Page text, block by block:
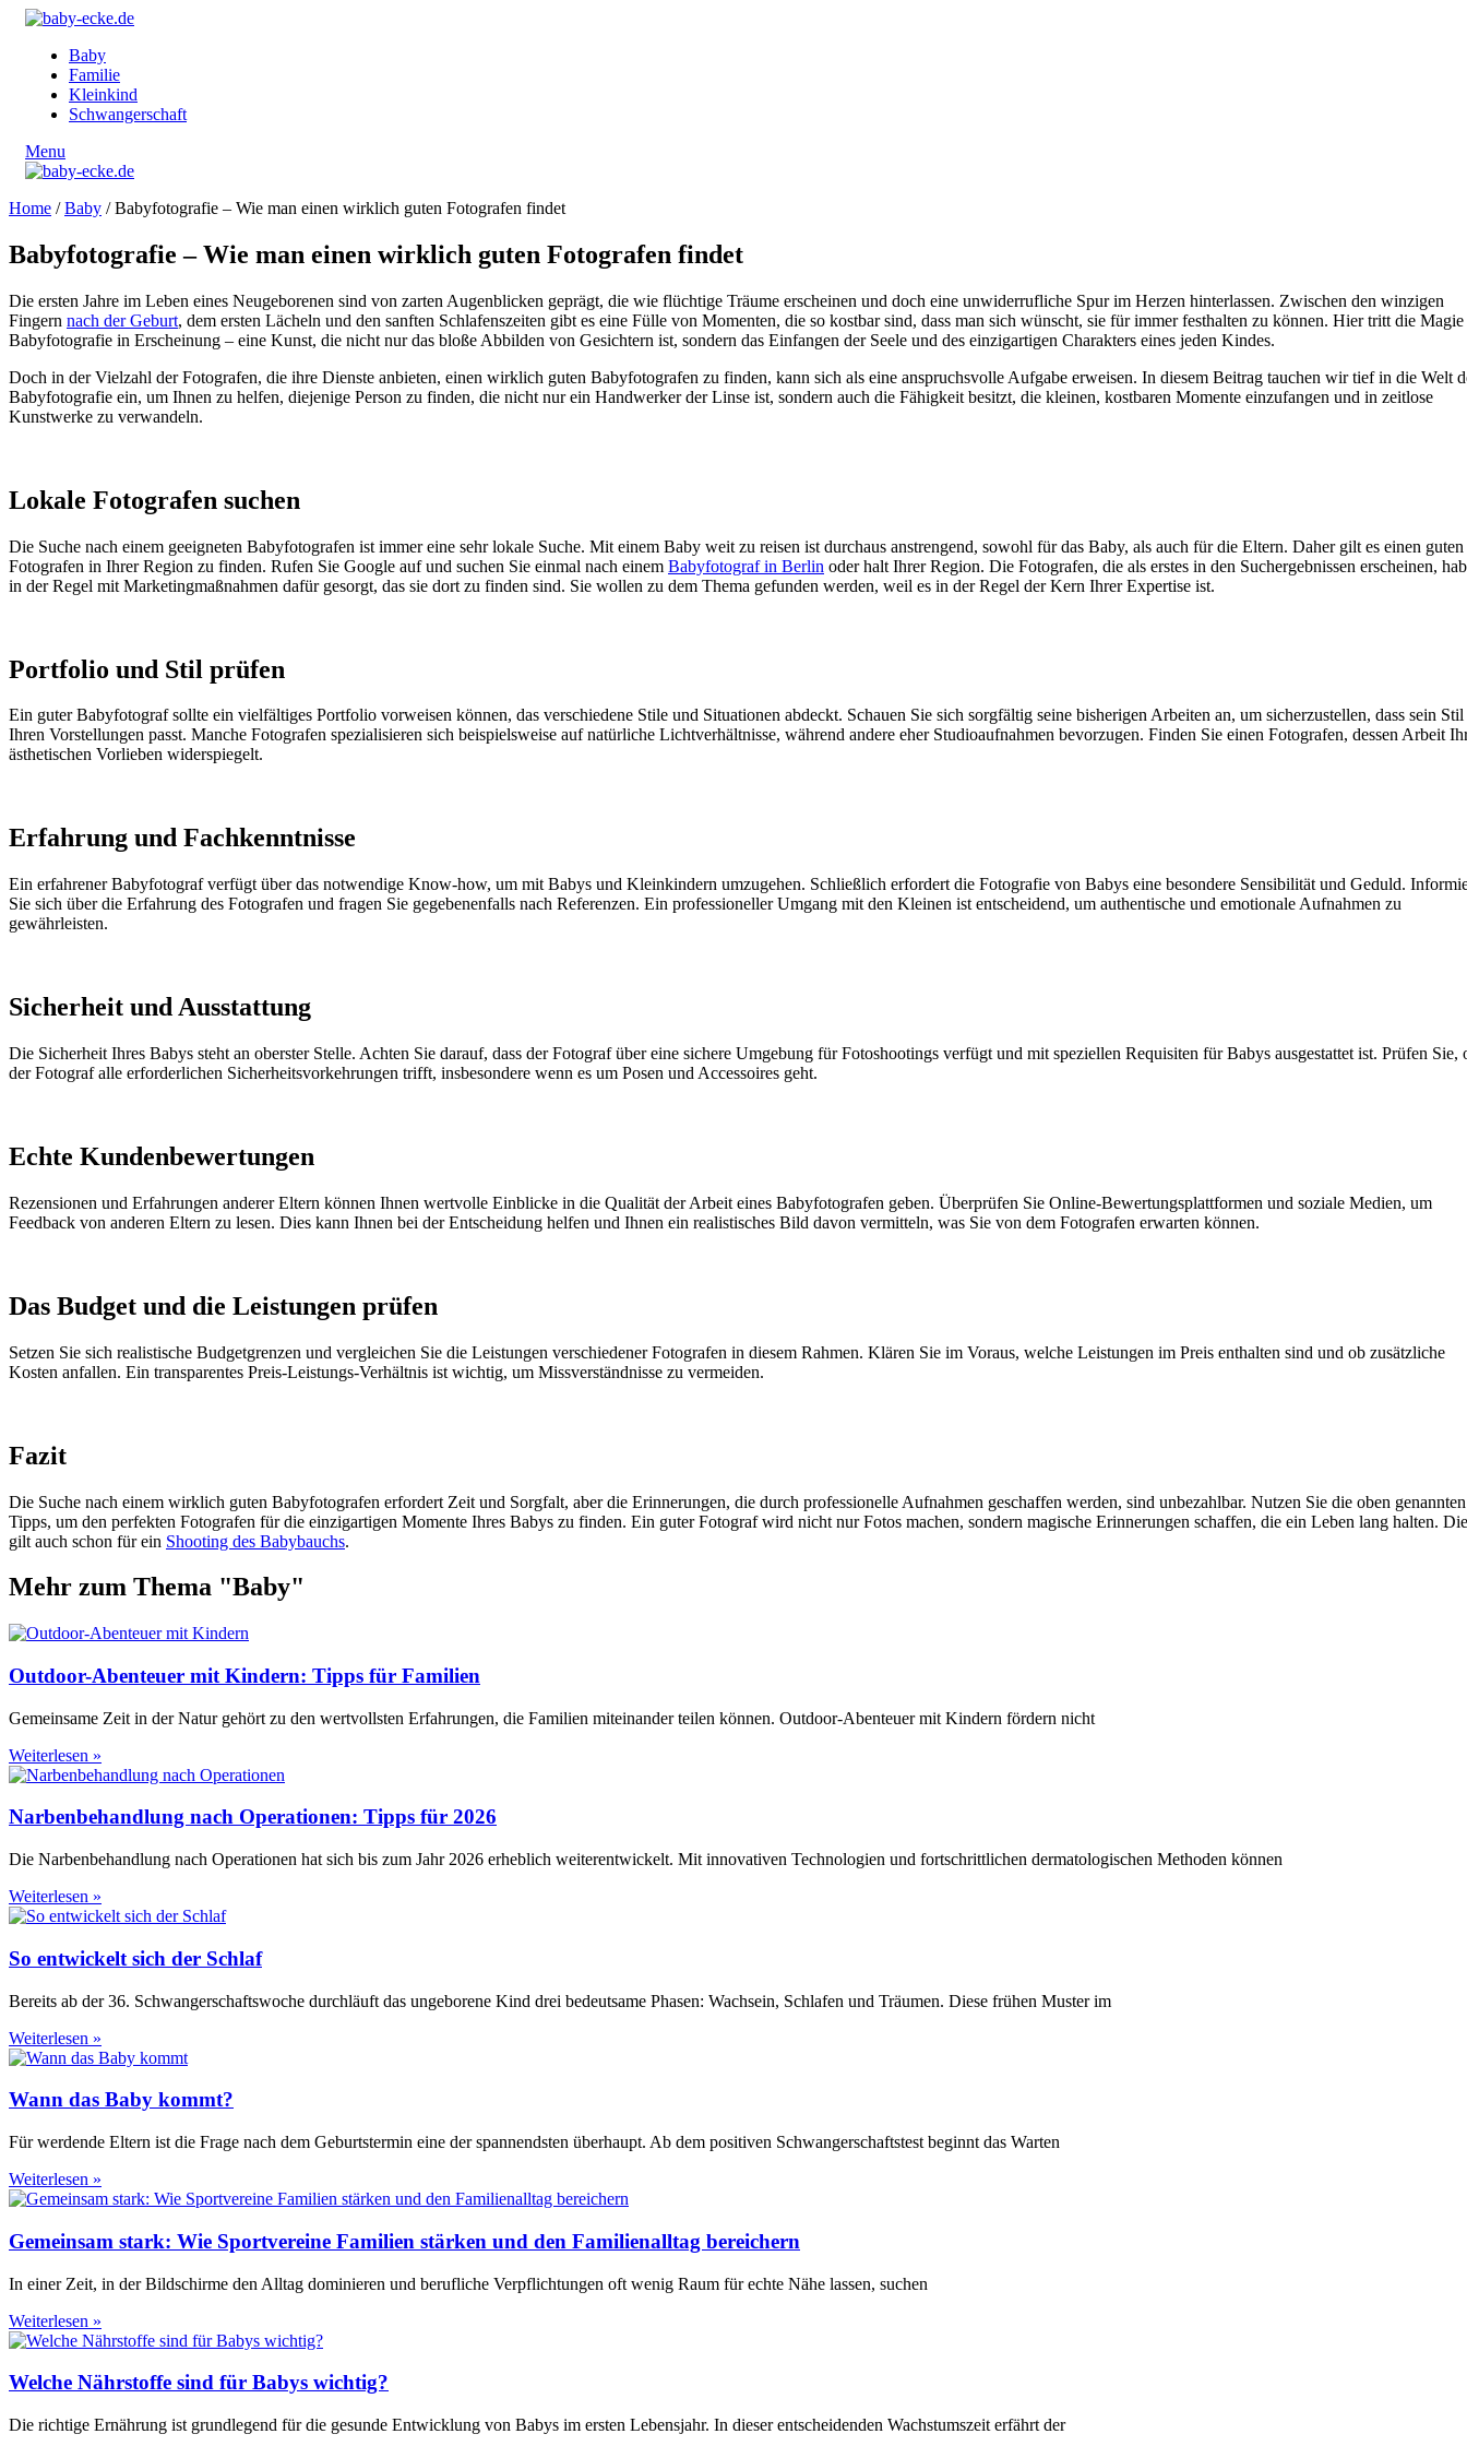
Baby
Familie
Kleinkind
Schwangerschaft
Menu
Home /Baby /Babyfotografie – Wie man einen wirklich guten Fotografen findet
Babyfotografie – Wie man einen wirklich guten Fotografen findet
Die ersten Jahre im Leben eines Neugeborenen sind von zarten Augenblicken geprägt, die wie flüchtige Träume erscheinen und doch eine unwiderrufliche Spur im Herzen hinterlassen. Zwischen den winzigen
Fingern nach der Geburt, dem ersten Lächeln und den sanften Schlafenszeiten gibt es eine Fülle von Momenten, die so kostbar sind, dass man sich wünscht, sie für immer festhalten zu können. Hier tritt die Magie
Babyfotografie in Erscheinung – eine Kunst, die nicht nur das bloße Abbilden von Gesichtern ist, sondern das Einfangen der Seele und des einzigartigen Charakters eines jeden Kindes.
Doch in der Vielzahl der Fotografen, die ihre Dienste anbieten, einen wirklich guten Babyfotografen zu finden, kann sich als eine anspruchsvolle Aufgabe erweisen. In diesem Beitrag tauchen wir tief in die Welt
Babyfotografie ein, um Ihnen zu helfen, diejenige Person zu finden, die nicht nur ein Handwerker der Linse ist, sondern auch die Fähigkeit besitzt, die kleinen, kostbaren Momente einzufangen und in zeitlose
Kunstwerke zu verwandeln.
Lokale Fotografen suchen
Die Suche nach einem geeigneten Babyfotografen ist immer eine sehr lokale Suche. Mit einem Baby weit zu reisen ist durchaus anstrengend, sowohl für das Baby, als auch für die Eltern. Daher gilt es einen guten
Fotografen in Ihrer Region zu finden. Rufen Sie Google auf und suchen Sie einmal nach einem Babyfotograf in Berlin oder halt Ihrer Region. Die Fotografen, die als erstes in den Suchergebnissen erscheinen,
in der Regel mit Marketingmaßnahmen dafür gesorgt, das sie dort zu finden sind. Sie wollen zu dem Thema gefunden werden, weil es in der Regel der Kern Ihrer Expertise ist.
Portfolio und Stil prüfen
Ein guter Babyfotograf sollte ein vielfältiges Portfolio vorweisen können, das verschiedene Stile und Situationen abdeckt. Schauen Sie sich sorgfältig seine bisherigen Arbeiten an, um sicherzustellen, dass sein Stil
Ihren Vorstellungen passt. Manche Fotografen spezialisieren sich beispielsweise auf natürliche Lichtverhältnisse, während andere eher Studioaufnahmen bevorzugen. Finden Sie einen Fotografen, dessen Arbeit
ästhetischen Vorlieben widerspiegelt.
Erfahrung und Fachkenntnisse
Ein erfahrener Babyfotograf verfügt über das notwendige Know-how, um mit Babys und Kleinkindern umzugehen. Schließlich erfordert die Fotografie von Babys eine besondere Sensibilität und Geduld.
Sie sich über die Erfahrung des Fotografen und fragen Sie gegebenenfalls nach Referenzen. Ein professioneller Umgang mit den Kleinen ist entscheidend, um authentische und emotionale Aufnahmen zu
gewährleisten.
Sicherheit und Ausstattung
Die Sicherheit Ihres Babys steht an oberster Stelle. Achten Sie darauf, dass der Fotograf über eine sichere Umgebung für Fotoshootings verfügt und mit speziellen Requisiten für Babys ausgestattet ist. Prüfen Sie,
der Fotograf alle erforderlichen Sicherheitsvorkehrungen trifft, insbesondere wenn es um Posen und Accessoires geht.
Echte Kundenbewertungen
Rezensionen und Erfahrungen anderer Eltern können Ihnen wertvolle Einblicke in die Qualität der Arbeit eines Babyfotografen geben. Überprüfen Sie Online-Bewertungsplattformen und soziale Medien, um
Feedback von anderen Eltern zu lesen. Dies kann Ihnen bei der Entscheidung helfen und Ihnen ein realistisches Bild davon vermitteln, was Sie von dem Fotografen erwarten können.
Das Budget und die Leistungen prüfen
Setzen Sie sich realistische Budgetgrenzen und vergleichen Sie die Leistungen verschiedener Fotografen in diesem Rahmen. Klären Sie im Voraus, welche Leistungen im Preis enthalten sind und ob zusätzliche
Kosten anfallen. Ein transparentes Preis-Leistungs-Verhältnis ist wichtig, um Missverständnisse zu vermeiden.
Fazit
Die Suche nach einem wirklich guten Babyfotografen erfordert Zeit und Sorgfalt, aber die Erinnerungen, die durch professionelle Aufnahmen geschaffen werden, sind unbezahlbar. Nutzen Sie die oben genannten
Tipps, um den perfekten Fotografen für die einzigartigen Momente Ihres Babys zu finden. Ein guter Fotograf wird nicht nur Fotos machen, sondern magische Erinnerungen schaffen, die ein Leben lang halten.
gilt auch schon für ein Shooting des Babybauchs.
Mehr zum Thema "Baby"
Outdoor-Abenteuer mit Kindern: Tipps für Familien
Gemeinsame Zeit in der Natur gehört zu den wertvollsten Erfahrungen, die Familien miteinander teilen können. Outdoor-Abenteuer mit Kindern fördern nicht
Weiterlesen »
Narbenbehandlung nach Operationen: Tipps für 2026
Die Narbenbehandlung nach Operationen hat sich bis zum Jahr 2026 erheblich weiterentwickelt. Mit innovativen Technologien und fortschrittlichen dermatologischen Methoden können
Weiterlesen »
So entwickelt sich der Schlaf
Bereits ab der 36. Schwangerschaftswoche durchläuft das ungeborene Kind drei bedeutsame Phasen: Wachsein, Schlafen und Träumen. Diese frühen Muster im
Weiterlesen »
Wann das Baby kommt?
Für werdende Eltern ist die Frage nach dem Geburtstermin eine der spannendsten überhaupt. Ab dem positiven Schwangerschaftstest beginnt das Warten
Weiterlesen »
Gemeinsam stark: Wie Sportvereine Familien stärken und den Familienalltag bereichern
In einer Zeit, in der Bildschirme den Alltag dominieren und berufliche Verpflichtungen oft wenig Raum für echte Nähe lassen, suchen
Weiterlesen »
Welche Nährstoffe sind für Babys wichtig?
Die richtige Ernährung ist grundlegend für die gesunde Entwicklung von Babys im ersten Lebensjahr. In dieser entscheidenden Wachstumszeit erfährt der